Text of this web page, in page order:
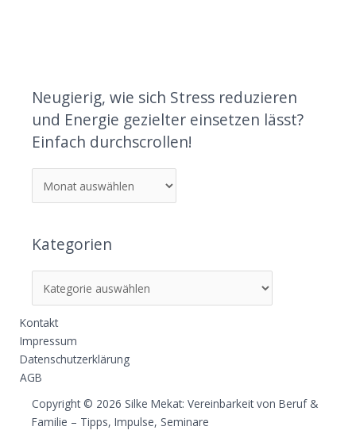
Neugierig, wie sich Stress reduzieren
und Energie gezielter einsetzen lässt?
Einfach durchscrollen!
Kategorien
Kontakt
Impressum
Datenschutzerklärung
AGB
Copyright © 2026 Silke Mekat: Vereinbarkeit von Beruf &
Familie – Tipps, Impulse, Seminare